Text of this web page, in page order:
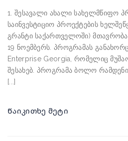
1. შესავალი ახალი სახელმწიფო
საინვესტიციო პროექტების
გრანტი საქართველოში)
19 ნოემბერს. პროგრამას
Enterprise Georgia, რომელიც
შესახებ. პროგრამა ბოლო
[...]
Წაიკითხე მეტი